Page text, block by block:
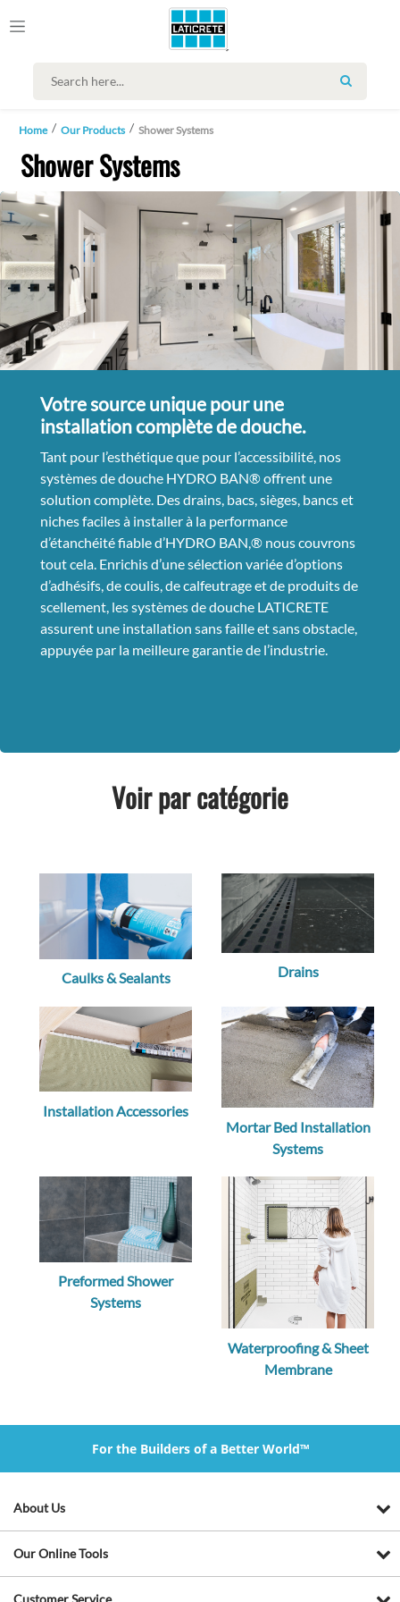
SEARCH
Home Our Products Shower Systems
Shower Systems
Votre source unique pour une
installation complète de douche.
Tant pour l’esthétique que pour l’accessibilité, nos
systèmes de douche HYDRO BAN® offrent une
solution complète. Des drains, bacs, sièges, bancs et
niches faciles à installer à la performance
d’étanchéité fiable d’HYDRO BAN,® nous couvrons
tout cela. Enrichis d’une sélection variée d’options
d’adhésifs, de coulis, de calfeutrage et de produits de
scellement, les systèmes de douche LATICRETE
assurent une installation sans faille et sans obstacle,
appuyée par la meilleure garantie de l’industrie.
Voir par catégorie
Caulks & Sealants Drains
Installation Accessories
Mortar Bed Installation
Systems
Preformed Shower
Systems
Waterproofing & Sheet
Membrane
For the Builders of a Better World™
About Us
Our Online Tools
Customer Service